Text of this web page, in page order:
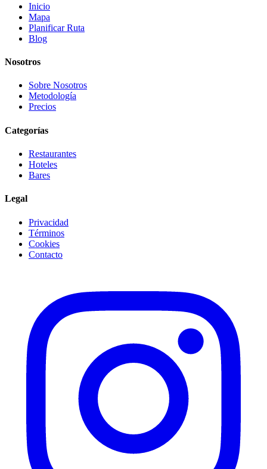
Inicio
Mapa
Planificar Ruta
Blog
Nosotros
Sobre Nosotros
Metodología
Precios
Categorías
Restaurantes
Hoteles
Bares
Legal
Privacidad
Términos
Cookies
Contacto